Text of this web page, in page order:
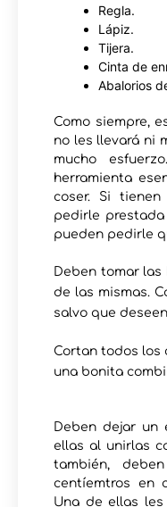
Regla.
Lápiz.
Tijera.
Cinta de
Abalorios
Como siempre,
no les llevará ni
mucho
herramienta
coser. Si
pedirle
pueden pedirle
Deben tomar
de las mismas.
salvo que
Cortan todos los
una bonita
Deben dejar un
ellas al unirlas
también,
centíemtros en
Una de ellas